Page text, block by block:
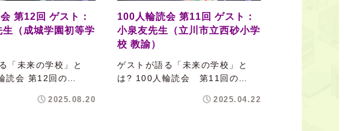
第12回 ゲスト：
生（成城学園初等学
「未来の学校」と
読会 第12回の…
2025.08.20
100人輪読会 第11回 ゲスト：
小泉友先生（立川市立西砂小学
校 教諭）
ゲストが語る「未来の学校」と
は? 100人輪読会 第11回の…
2025.04.22